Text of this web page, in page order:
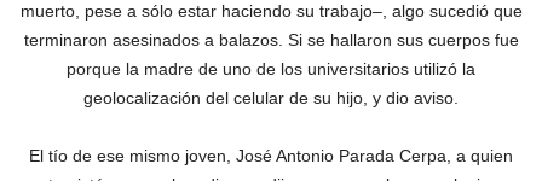
muerto, pese a sólo estar haciendo su trabajo–, algo sucedió que
terminaron asesinados a balazos. Si se hallaron sus cuerpos fue
porque la madre de uno de los universitarios utilizó la
geolocalización del celular de su hijo, y dio aviso.
El tío de ese mismo joven, José Antonio Parada Cerpa, a quien